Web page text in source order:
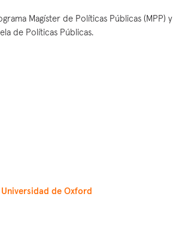
Magíster de Políticas Públicas (MPP) y
de Políticas Públicas.
de Oxford